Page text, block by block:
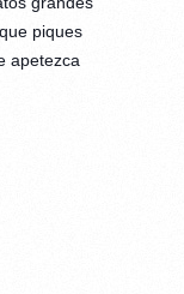
piques
apetezca